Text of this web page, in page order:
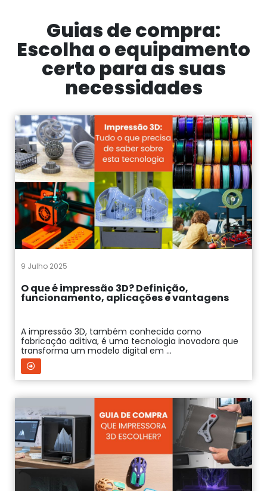
Guias de compra:
Escolha o equipamento
certo para as suas
necessidades
9 Julho 2025
O que é impressão 3D? Definição,
funcionamento, aplicações e vantagens
A impressão 3D, também conhecida como
fabricação aditiva, é uma tecnologia inovadora que
transforma um modelo digital em ...